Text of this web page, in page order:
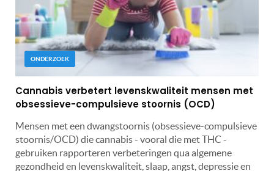
ONDERZOEK
Cannabis verbetert levenskwaliteit mensen met
obsessieve-compulsieve stoornis (OCD)
Mensen met een dwangstoornis (obsessieve-compulsieve
stoornis/OCD) die cannabis - vooral die met THC -
gebruiken rapporteren verbeteringen qua algemene
gezondheid en levenskwaliteit, slaap, angst, depressie en